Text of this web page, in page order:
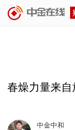
春燥力量来自
中金中和